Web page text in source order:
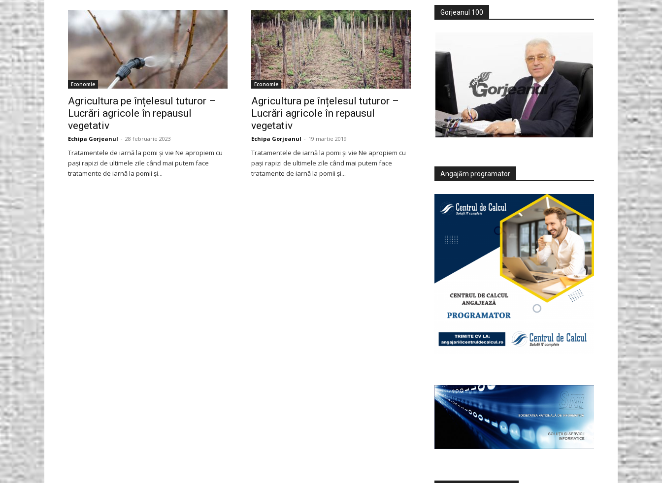
Gorjeanul.ro
Economie
Agricultura pe înțelesul tuturor –
Lucrări agricole în repausul
vegetativ
Echipa Gorjeanul - 28 februarie 2023
Tratamentele de iarnă la pomi și vie Ne apropiem cu
pași rapizi de ultimele zile când mai putem face
tratamente de iarnă la pomii și...
Economie
Agricultura pe înțelesul tuturor –
Lucrări agricole în repausul
vegetativ
Echipa Gorjeanul - 19 martie 2019
Tratamentele de iarnă la pomi și vie Ne apropiem cu
pași rapizi de ultimele zile când mai putem face
tratamente de iarnă la pomii și...
Gorjeanul 100
Angajăm programator